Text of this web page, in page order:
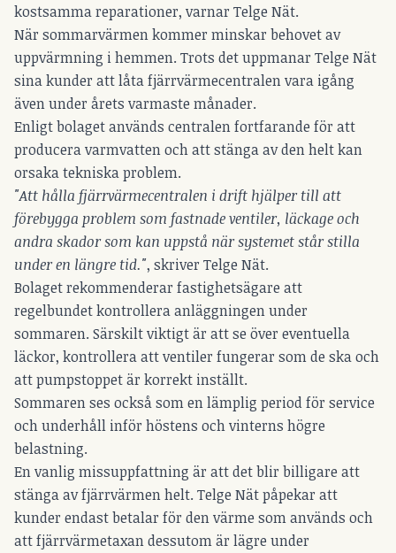
kostsamma reparationer, varnar Telge Nät.
När sommarvärmen kommer minskar behovet av
uppvärmning i hemmen. Trots det uppmanar Telge Nät
sina kunder att låta fjärrvärmecentralen vara igång
även under årets varmaste månader.
Enligt bolaget används centralen fortfarande för att
producera varmvatten och att stänga av den helt kan
orsaka tekniska problem.
"Att hålla fjärrvärmecentralen i drift hjälper till att
förebygga problem som fastnade ventiler, läckage och
andra skador som kan uppstå när systemet står stilla
under en längre tid.", skriver Telge Nät.
Bolaget rekommenderar fastighetsägare att
regelbundet kontrollera anläggningen under
sommaren. Särskilt viktigt är att se över eventuella
läckor, kontrollera att ventiler fungerar som de ska och
att pumpstoppet är korrekt inställt.
Sommaren ses också som en lämplig period för service
och underhåll inför höstens och vinterns högre
belastning.
En vanlig missuppfattning är att det blir billigare att
stänga av fjärrvärmen helt. Telge Nät påpekar att
kunder endast betalar för den värme som används och
att fjärrvärmetaxan dessutom är lägre under